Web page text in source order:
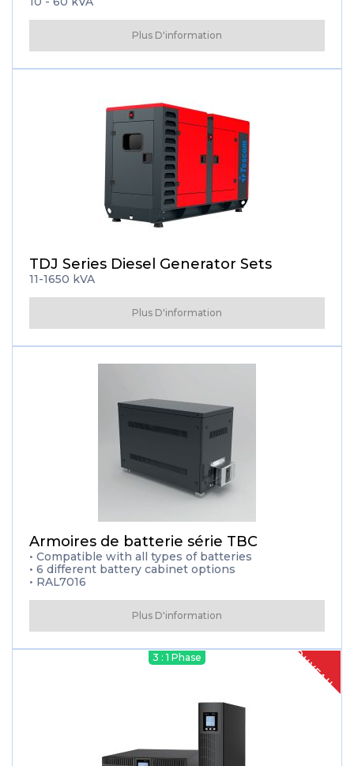
Plus D'information
TDJ Series Diesel Generator Sets
11-1650 kVA
Plus D'information
Armoires de batterie série TBC
• Compatible with all types of batteries
• 6 different battery cabinet options
• RAL7016
Plus D'information
NOUVEAU
3 : 1 Phase